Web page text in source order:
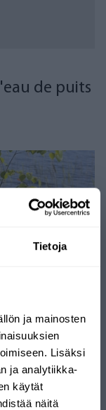
Tietoja
ja mainosten
Lisäksi
ja analytiikka-
käytät
näitä
de puits
tout le
claires sont